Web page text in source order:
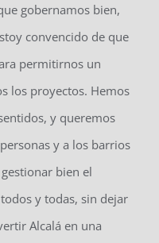
gobernamos bien,
convencido de que
permitirnos un
los proyectos. Hemos
y queremos
y a los barrios
bien el
y todas, sin dejar
Alcalá en una